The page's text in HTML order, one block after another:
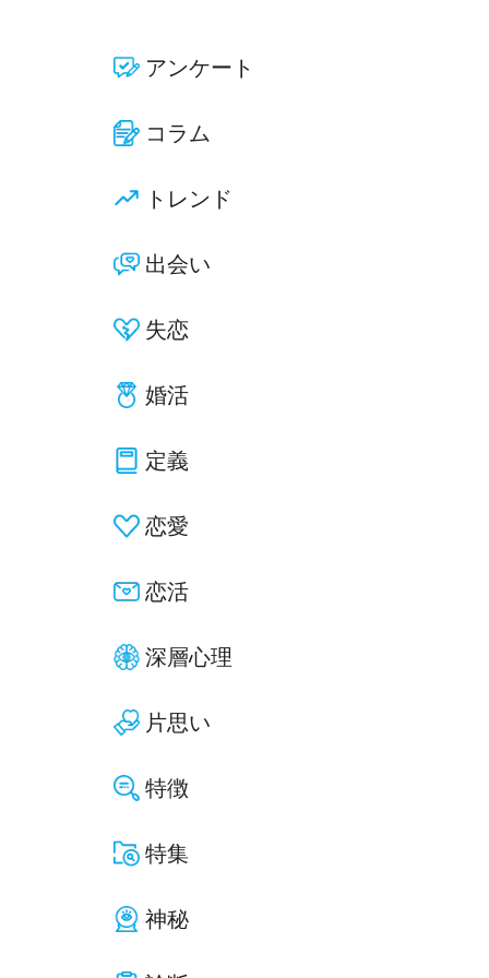
アンケート
コラム
トレンド
出会い
失恋
婚活
定義
恋愛
恋活
深層心理
片思い
特徴
特集
神秘